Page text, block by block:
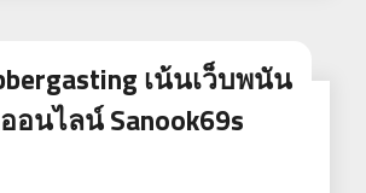
เน้นเว็บพนัน
อนไลน์ Sanook69s